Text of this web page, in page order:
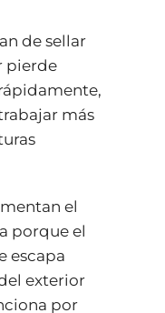
de sellar
pierde
más
el
porque el
escapa
exterior
por